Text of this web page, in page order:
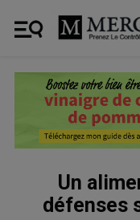
Un
défenses